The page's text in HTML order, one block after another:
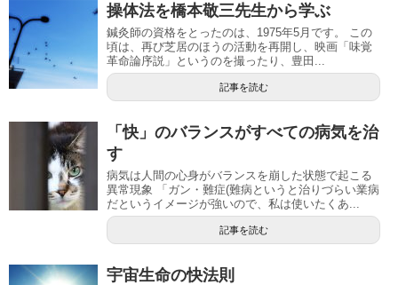
操体法を橋本敬三先生から学ぶ
鍼灸師の資格をとったのは、1975年5月です。 この
頃は、再び芝居のほうの活動を再開し、映画「味覚
革命論序説」というのを撮ったり、豊田...
記事を読む
「快」のバランスがすべての病気を治
す
病気は人間の心身がバランスを崩した状態で起こる
異常現象 「ガン・難症(難病というと治りづらい業病
だというイメージが強いので、私は使いたくあ...
記事を読む
宇宙生命の快法則